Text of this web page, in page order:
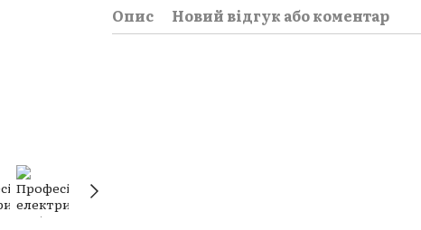
Опис Новий відгук або коментар